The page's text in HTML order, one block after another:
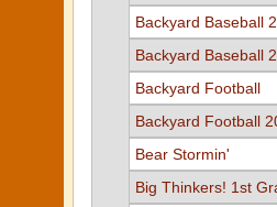
Backyard Baseball
Backyard Baseball
Backyard Football
Backyard Football
Bear Stormin'
Big Thinkers! 1st